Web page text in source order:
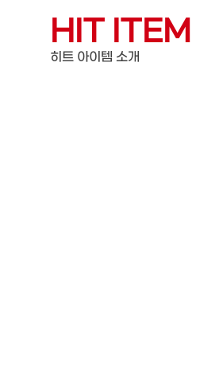
contentHIT ITEM
히트 아이템 소개